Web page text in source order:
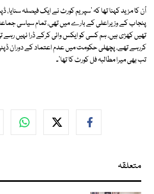
اُن کا مزید کہنا تھا کہ 'سپریم کورٹ نے ایک فیصلہ سنایا،
پنجاب کے وزیراعلی کے بارے میں تھی، تمام سیاسی
تھیں کھڑی ہیں، ہم کسی کو ایکس وائی کرکے ڈرا نہیں
کررہے تھے، پچھلی حکومت میں عدم اعتماد کے دوران
تب بھی میرا مطالبہ فل کورٹ کا تھا'۔
متعلقہ